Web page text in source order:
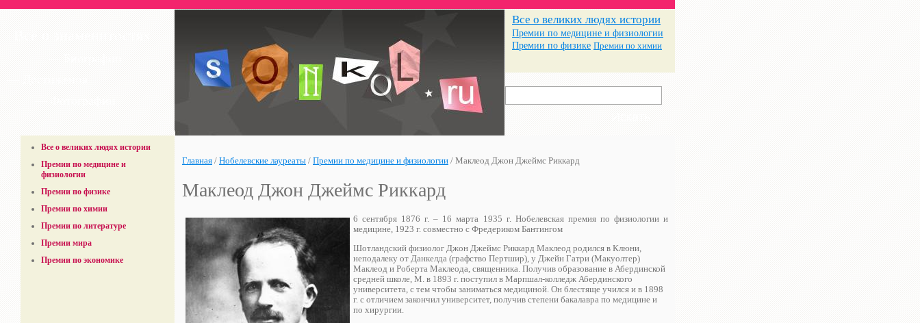
Все о великих людях истории
Премии по медицине и физиологии
Премии по физике Премии по химии
Все о великих людях истории
Премии по медицине и
физиологии
Премии по физике
Премии по химии
Премии по литературе
Премии мира
Премии по экономике
Главная / Нобелевские лауреаты / Премии по медицине и физиологии / Маклеод Джон Джеймс Риккард
Маклеод Джон Джеймс Риккард
6 сентября 1876 г. – 16 марта 1935 г. Нобелевская премия по физиологии и
медицине, 1923 г. совместно с Фредериком Бантингом
Шотландский физиолог Джон Джеймс Риккард Маклеод родился в Клюни,
неподалеку от Данкелда (графство Пертшир), у Джейн Гатри (Макуолтер)
Маклеод и Роберта Маклеода, священника. Получив образование в Абердинской
средней школе, М. в 1893 г. поступил в Марпшал-колледж Абердинского
университета, с тем чтобы заниматься медициной. Он блестяще учился и в 1898
г. с отличием закончил университет, получив степени бакалавра по медицине и
по хирургии.